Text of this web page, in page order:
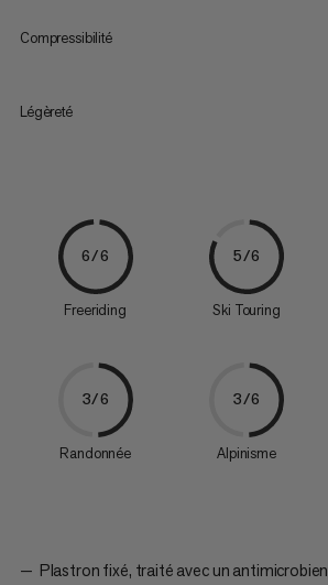
Compressibilité
Légèreté
6/6
Freeriding
5/6
Ski Touring
3/6
Randonnée
3/6
Alpinisme
Plastron fixé, traité avec un antimicrobien